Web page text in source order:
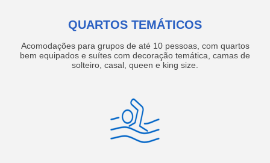
QUARTOS TEMÁTICOS
Acomodações para grupos de até 10 pessoas, com quartos
bem equipados e suítes com decoração temática, camas de
solteiro, casal, queen e king size.